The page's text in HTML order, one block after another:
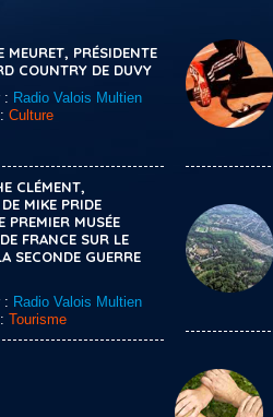
MEURET, PRÉSIDENTE
COUNTRY DE DUVY
: Radio Valois Multien
Culture
CLÉMENT,
MIKE PRIDE
PREMIER MUSÉE
FRANCE SUR LE
SECONDE GUERRE
: Radio Valois Multien
Tourisme